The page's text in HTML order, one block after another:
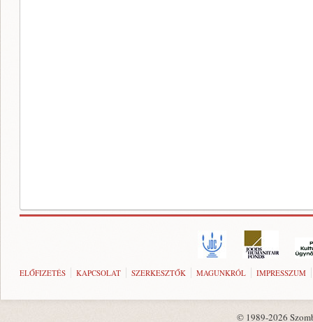
ELŐFIZETÉS KAPCSOLAT SZERKESZTŐK MAGUNKRÓL IMPRESSZUM
© 1989-2026